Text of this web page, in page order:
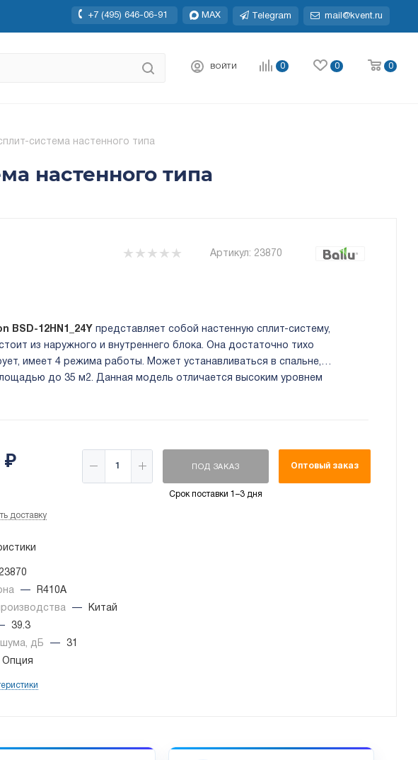
+7 (495) 646-06-91 MAX Telegram mail@kvent.ru
ВОЙТИ 0 0 0
система настенного типа
настенного типа
Артикул: 23870
BSD-12HN1_24Y представляет собой настенную сплит-систему,
из наружного и внутреннего блока. Она достаточно тихо
имеет 4 режима работы. Может устанавливаться в спальне,
до 35 м2. Данная модель отличается высоким уровнем
но при этом экономным потреблением электроэнергии.
₽ ПОД ЗАКАЗ
Срок поставки 1–3 дня
Оптовый заказ
доставку
23870
—
R410A
—
Китай
39.3
дБ
—
31
Опция